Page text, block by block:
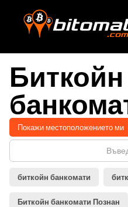
Биткойн
Покажи местоположението ми
биткойн банкомати
Биткойн банкомати Познан